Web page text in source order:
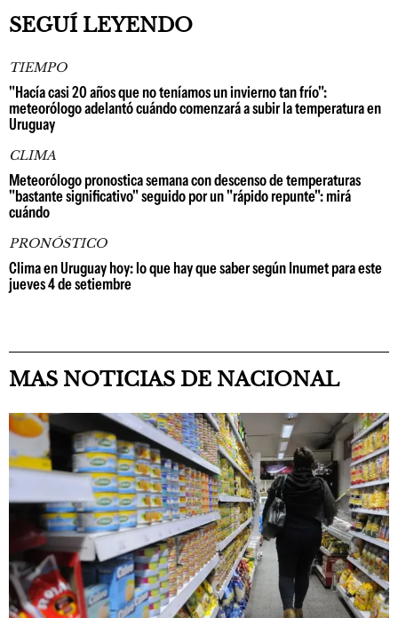
SEGUÍ LEYENDO
TIEMPO
"Hacía casi 20 años que no teníamos un invierno tan frío":
meteorólogo adelantó cuándo comenzará a subir la temperatura en
Uruguay
CLIMA
Meteorólogo pronostica semana con descenso de temperaturas
"bastante significativo" seguido por un "rápido repunte": mirá
cuándo
PRONÓSTICO
Clima en Uruguay hoy: lo que hay que saber según Inumet para este
jueves 4 de setiembre
MAS NOTICIAS DE NACIONAL